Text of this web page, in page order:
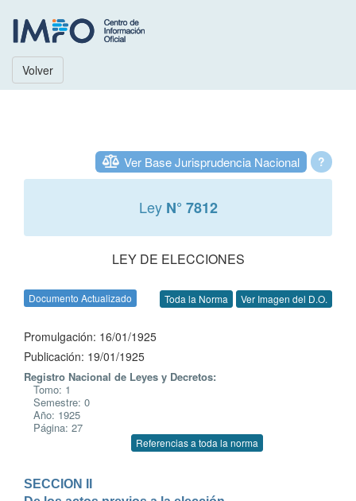
Volver
?
Ver Base Jurisprudencia Nacional
Ley N° 7812
LEY DE ELECCIONES
Documento Actualizado Toda la Norma Ver Imagen del D.O.
Promulgación: 16/01/1925
Publicación: 19/01/1925
Registro Nacional de Leyes y Decretos:
Tomo: 1
Semestre: 0
Año: 1925
Página: 27
Referencias a toda la norma
SECCION II